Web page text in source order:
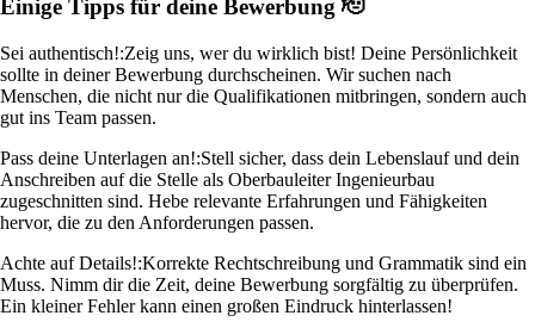
Einige Tipps für deine Bewerbung 🫡
Sei authentisch!:Zeig uns, wer du wirklich bist! Deine Persönlichkeit
sollte in deiner Bewerbung durchscheinen. Wir suchen nach
Menschen, die nicht nur die Qualifikationen mitbringen, sondern auch
gut ins Team passen.
Pass deine Unterlagen an!:Stell sicher, dass dein Lebenslauf und dein
Anschreiben auf die Stelle als Oberbauleiter Ingenieurbau
zugeschnitten sind. Hebe relevante Erfahrungen und Fähigkeiten
hervor, die zu den Anforderungen passen.
Achte auf Details!:Korrekte Rechtschreibung und Grammatik sind ein
Muss. Nimm dir die Zeit, deine Bewerbung sorgfältig zu überprüfen.
Ein kleiner Fehler kann einen großen Eindruck hinterlassen!